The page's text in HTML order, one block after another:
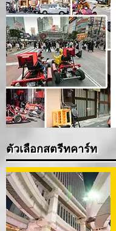
ตัวเลือกสตรีทคาร์ท